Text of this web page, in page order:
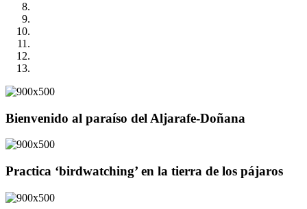
Bienvenido al paraíso del Aljarafe-Doñana
Practica ‘birdwatching’ en la tierra de los pájaros